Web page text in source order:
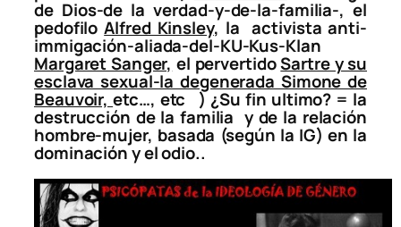
de Dios-de la verdad-y-de-la-familia-, el
pedofiloAlfred Kinsley, la activista anti-
immigación-aliada-del-KU-Kus-Klan
Margaret Sanger, el pervertidoSartre y su
esclava sexual-la degenerada Simone de
Beauvoir,etc…, etc ) ¿Su fin ultimo? = la
destrucción de la familia y de la relación
hombre-mujer, basada (según la IG) en la
dominación y el odio..